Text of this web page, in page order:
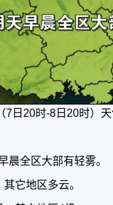
7日20时-8日20时）
晨全区大部有轻雾。
它地区多云。